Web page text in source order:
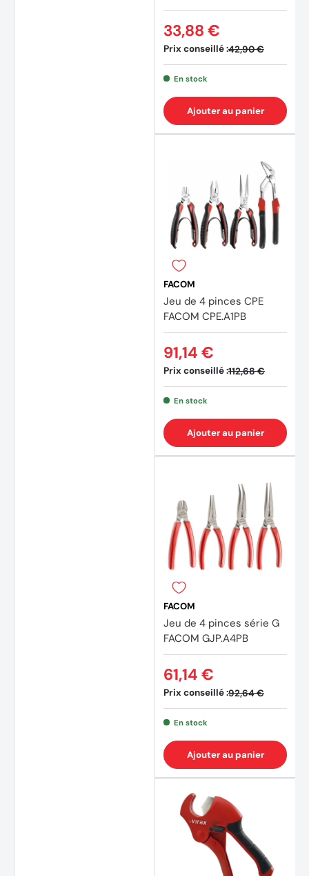
Prix conseillé :42,90 €
33,88 €
En stock
Ajouter au panier
FACOM
Jeu de 4 pinces CPE
FACOM CPE.A1PB
Prix conseillé :112,68 €
91,14 €
En stock
Ajouter au panier
FACOM
Jeu de 4 pinces série G
FACOM GJP.A4PB
Prix conseillé :92,64 €
61,14 €
En stock
Ajouter au panier